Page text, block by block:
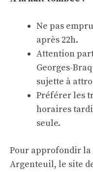
Ne pas
après 22h.
Attention
Georges-
sujette à
Préférer les
horaires
seule.
Pour approfondir
Argenteuil, le site